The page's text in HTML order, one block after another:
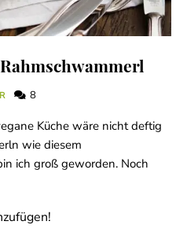
8
Küche wäre nicht deftig
wie diesem
ich groß geworden. Noch